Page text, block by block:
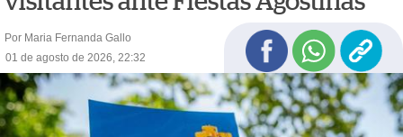
Por Maria Fernanda Gallo
01 de agosto de 2026, 22:32